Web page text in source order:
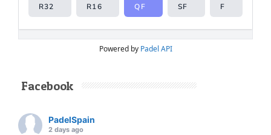
Powered by Padel API
Facebook
PadelSpain
2 days ago